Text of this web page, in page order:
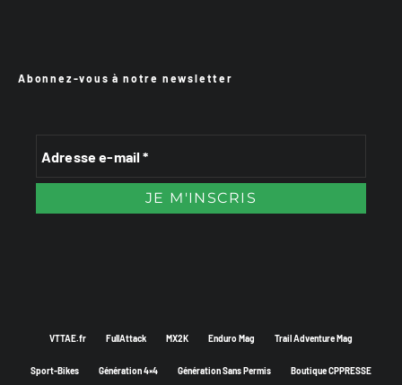
Abonnez-vous à notre newsletter
VTTAE.fr FullAttack MX2K Enduro Mag Trail Adventure Mag
Sport-Bikes Génération 4×4 Génération Sans Permis Boutique CPPRESSE